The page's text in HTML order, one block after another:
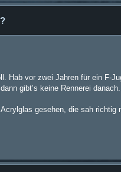
Hab vor zwei Jahren für ein F-
gibt’s keine Rennerei danach.
gesehen, die sah richtig